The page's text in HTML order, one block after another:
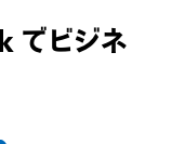
でビジネ